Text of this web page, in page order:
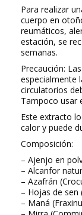
Para realizar
cuerpo en
reumáticos,
estación, se
semanas.
Precaución:
especialmente
circulatorios
Tampoco usar
Este extracto
calor y puede
Composición:
– Ajenjo en
– Alcanfor
– Azafrán
– Hojas de sen
– Maná